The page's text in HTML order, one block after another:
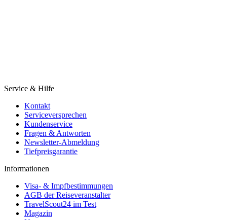
Service & Hilfe
Kontakt
Serviceversprechen
Kundenservice
Fragen & Antworten
Newsletter-Abmeldung
Tiefpreisgarantie
Informationen
Visa- & Impfbestimmungen
AGB der Reiseveranstalter
TravelScout24 im Test
Magazin